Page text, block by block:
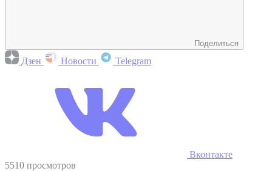
Поделиться
Дзен Новости Telegram
Вконтакте
5510 просмотров